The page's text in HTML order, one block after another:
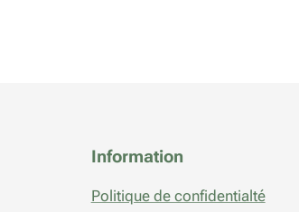
Information
Politique de confidentialté